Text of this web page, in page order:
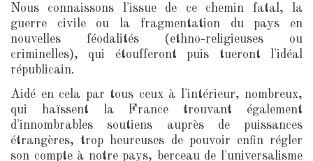
Nous connaissons l'issue de ce chemin fatal, la
guerre civile ou la fragmentation du pays en
nouvelles féodalités (ethno-religieuses ou
criminelles), qui étoufferont puis tueront l'idéal
républicain.
Aidé en cela par tous ceux à l'intérieur, nombreux,
qui haïssent la France trouvant également
d'innombrables soutiens auprès de puissances
étrangères, trop heureuses de pouvoir enfin régler
son compte à notre pays, berceau de l'universalisme